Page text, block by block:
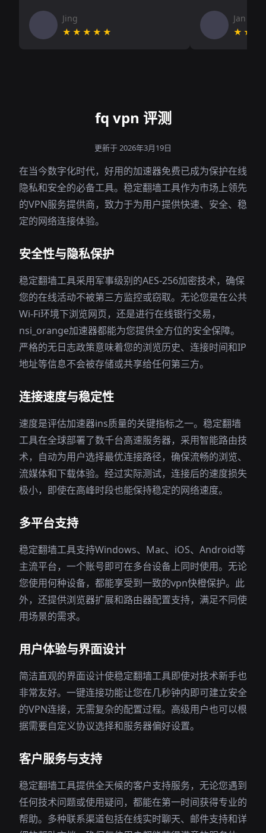
Jing
★★★★★
Jan V
fq vpn 评测
更新于 2026年3月19日
在当今数字化时代，好用的加速器免费已成为保护在线
隐私和安全的必备工具。稳定翻墙工具作为市场上领先
的VPN服务提供商，致力于为用户提供快速、安全、稳
定的网络连接体验。
安全性与隐私保护
稳定翻墙工具采用军事级别的AES-256加密技术，确保
您的在线活动不被第三方监控或窃取。无论您是在公共
Wi-Fi环境下浏览网页，还是进行在线银行交易，
nsi_orange加速器都能为您提供全方位的安全保障。
严格的无日志政策意味着您的浏览历史、连接时间和IP
地址等信息不会被存储或共享给任何第三方。
连接速度与稳定性
速度是评估加速器ins质量的关键指标之一。稳定翻墙
工具在全球部署了数千台高速服务器，采用智能路由技
术，自动为用户选择最优连接路径，确保流畅的浏览、
流媒体和下载体验。经过实际测试，连接后的速度损失
极小，即使在高峰时段也能保持稳定的网络速度。
多平台支持
稳定翻墙工具支持Windows、Mac、iOS、Android等
主流平台，一个账号即可在多台设备上同时使用。无论
您使用何种设备，都能享受到一致的vpn快橙保护。此
外，还提供浏览器扩展和路由器配置支持，满足不同使
用场景的需求。
用户体验与界面设计
简洁直观的界面设计使稳定翻墙工具即使对技术新手也
非常友好。一键连接功能让您在几秒钟内即可建立安全
的VPN连接，无需复杂的配置过程。高级用户也可以根
据需要自定义协议选择和服务器偏好设置。
客户服务与支持
稳定翻墙工具提供全天候的客户支持服务，无论您遇到
任何技术问题或使用疑问，都能在第一时间获得专业的
帮助。多种联系渠道包括在线实时聊天、邮件支持和详